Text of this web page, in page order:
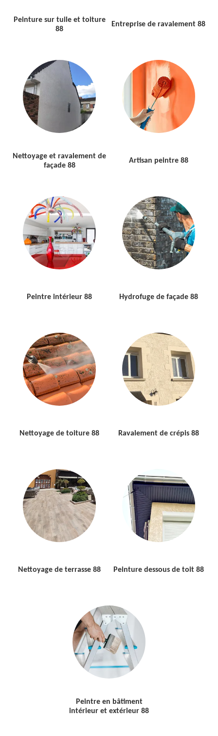
Peinture sur tuile et toiture
88
Entreprise de ravalement 88
Nettoyage et ravalement de
façade 88
Artisan peintre 88
Peintre intérieur 88 Hydrofuge de façade 88
Nettoyage de toiture 88 Ravalement de crépis 88
Nettoyage de terrasse 88 Peinture dessous de toit 88
Peintre en bâtiment
intérieur et extérieur 88